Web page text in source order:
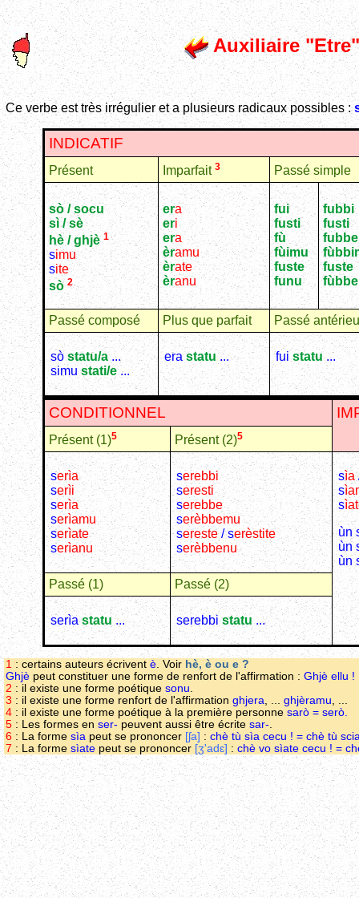
Auxiliaire
Ce verbe est très irrégulier et a plusieurs radicaux possibles :
INDICATIF
Présent Imparfait 3 Passé simple
sò / socu
sì / sè
hè / ghjè 1
simu
site
sò 2
era
eri
era
èramu
èrate
èranu
fui
fusti
fù
fùimu
fuste
funu
fubbi
fusti
fubbe
fuste
Passé composé Plus que parfait Passé
sò statu/a...
simustati/e...
era statu... fuistatu ...
CONDITIONNEL
Présent (1)5 Présent (2)5
serìa
serìi
serìa
serìamu
serìate
serìanu
serebbi
seresti
serebbe
serèbbemu
sereste/ serèstite
serèbbenu
sìa
s
s
ùn
ùn
ùn
Passé (1)
Passé (2)
serìastatu ... serebbistatu ...
1 : certains auteurs écrivent è . Voir hè, è ou e ?
Ghjè peut constituer une forme de renfort de l'affirmation : Ghjè ellu !
2 : il existe une forme poétique sonu
3 : il existe une forme renfort de l'affirmation ghjera ghjèramu
4 : il existe une forme poétique à la première personne sarò = serò.
5 : Les formes en ser- peuvent aussi être écrite sar-
6 : La forme sìa peut se prononcer [ʃa] : chè tù sìa cecu ! = chè tù
7 : La forme sìate peut se prononcer [ʒ'adɛ] : chè vo sìate cecu ! =